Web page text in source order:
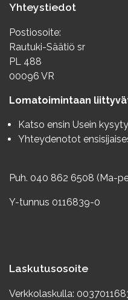
Yhteystiedot
Postiosoite:
Rautuki-Säätiö sr
PL 488
00096 VR
Lomatoimintaan
Katso ensin Usein
Yhteydenotot
Puh. 040 862 6508 (Ma-
Y-tunnus 0116839-0
Laskutusosoite
Verkkolaskulla: